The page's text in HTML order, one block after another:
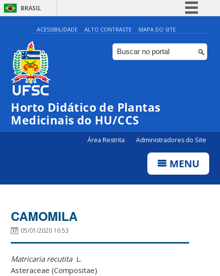
BRASIL
Simplifique!
Comunica BR
Participe
Canais
ACESSIBILIDADE ALTO CONTRASTE MAPA DO SITE
Horto Didático de Plantas
Medicinais do HU/CCS
Área Restrita Administradores do Site
MENU
CAMOMILA
05/01/2020 16:53
Matricaria recutitaL .
Asteraceae (Compositae)